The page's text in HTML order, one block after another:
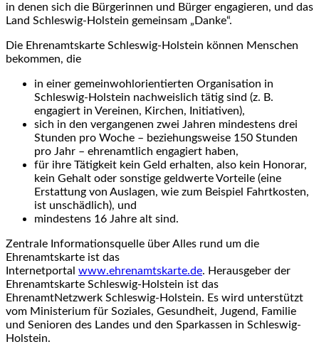
in denen sich die Bürgerinnen und Bürger engagieren, und das
Land Schleswig-Holstein gemeinsam „Danke“.
Die Ehrenamtskarte Schleswig-Holstein können Menschen
bekommen, die
in einer gemeinwohlorientierten Organisation in
Schleswig-Holstein nachweislich tätig sind (z. B.
engagiert in Vereinen, Kirchen, Initiativen),
sich in den vergangenen zwei Jahren mindestens drei
Stunden pro Woche – beziehungsweise 150 Stunden
pro Jahr – ehrenamtlich engagiert haben,
für ihre Tätigkeit kein Geld erhalten, also kein Honorar,
kein Gehalt oder sonstige geldwerte Vorteile (eine
Erstattung von Auslagen, wie zum Beispiel Fahrtkosten,
ist unschädlich), und
mindestens 16 Jahre alt sind.
Zentrale Informationsquelle über Alles rund um die
Ehrenamtskarte ist das
Internetportal www.ehrenamtskarte.de. Herausgeber der
Ehrenamtskarte Schleswig-Holstein ist das
EhrenamtNetzwerk Schleswig-Holstein. Es wird unterstützt
vom Ministerium für Soziales, Gesundheit, Jugend, Familie
und Senioren des Landes und den Sparkassen in Schleswig-
Holstein.